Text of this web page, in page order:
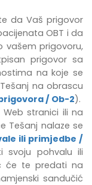
da Vaš prigovor
OBT i da
vašem prigovoru,
prigovor sa
na koje se
na obrascu
/ Ob-2).
stranici ili na
Tešanj nalaze se
ili primjedbe /
svoju pohvalu ili
će te predati na
sandučić